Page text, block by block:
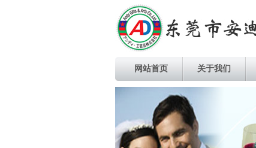
网站首页 关于我们